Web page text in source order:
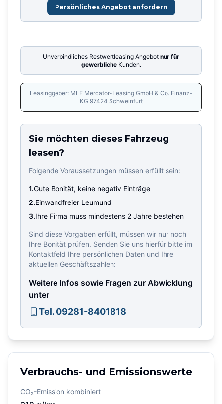
Persönliches Angebot anfordern
Unverbindliches Restwertleasing Angebot nur für
gewerblicheKunden.
Leasinggeber: MLF Mercator-Leasing GmbH & Co. Finanz-
KG 97424 Schweinfurt
Sie möchten dieses Fahrzeug
leasen?
Folgende Voraussetzungen müssen erfüllt sein:
1.Gute Bonität, keine negativ Einträge
2.Einwandfreier Leumund
3.Ihre Firma muss mindestens 2 Jahre bestehen
Sind diese Vorgaben erfüllt, müssen wir nur noch
Ihre Bonität prüfen. Senden Sie uns hierfür bitte im
Kontaktfeld Ihre persönlichen Daten und Ihre
aktuellen Geschäftszahlen:
Weitere Infos sowie Fragen zur Abwicklung
unter
Tel. 09281-8401818
Verbrauchs- und Emissionswerte
CO₂-Emission kombiniert